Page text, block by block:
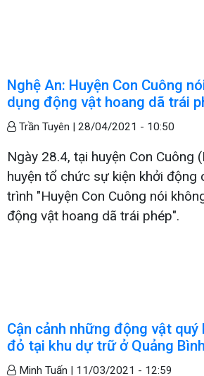
Nghệ An: Huyện Con Cuông
dụng động vật hoang dã trái
Trần Tuyên | 28/04/2021 - 10:50
Ngày 28.4, tại huyện Con Cuông
huyện tổ chức sự kiện khởi động
trình "Huyện Con Cuông nói
động vật hoang dã trái phép".
Cận cảnh những động vật
đỏ tại khu dự trữ ở Quảng Bình
Minh Tuấn | 11/03/2021 - 12:59